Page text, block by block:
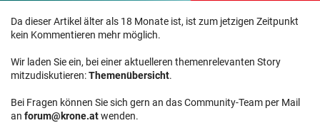
Da dieser Artikel älter als 18 Monate ist, ist zum jetzigen Zeitpunkt
kein Kommentieren mehr möglich.
Wir laden Sie ein, bei einer aktuelleren themenrelevanten Story
mitzudiskutieren:Themenübersicht.
Bei Fragen können Sie sich gern an das Community-Team per Mail
an forum@krone.atwenden.